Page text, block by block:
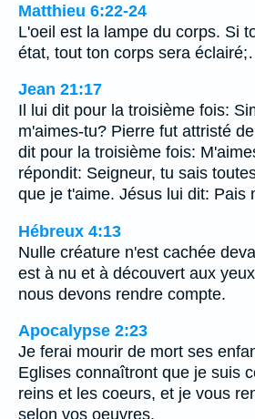
Matthieu 6:22-24
L'oeil est la lampe du corps. Si
état, tout ton corps sera
Jean 21:17
Il lui dit pour la troisième fois:
m'aimes-tu? Pierre fut attristé
dit pour la troisième fois:
répondit: Seigneur, tu sais
que je t'aime. Jésus lui dit: Pais
Hébreux 4:13
Nulle créature n'est cachée
est à nu et à découvert aux
nous devons rendre compte.
Apocalypse 2:23
Je ferai mourir de mort ses
Eglises connaîtront que je suis
reins et les coeurs, et je vous
selon vos oeuvres.